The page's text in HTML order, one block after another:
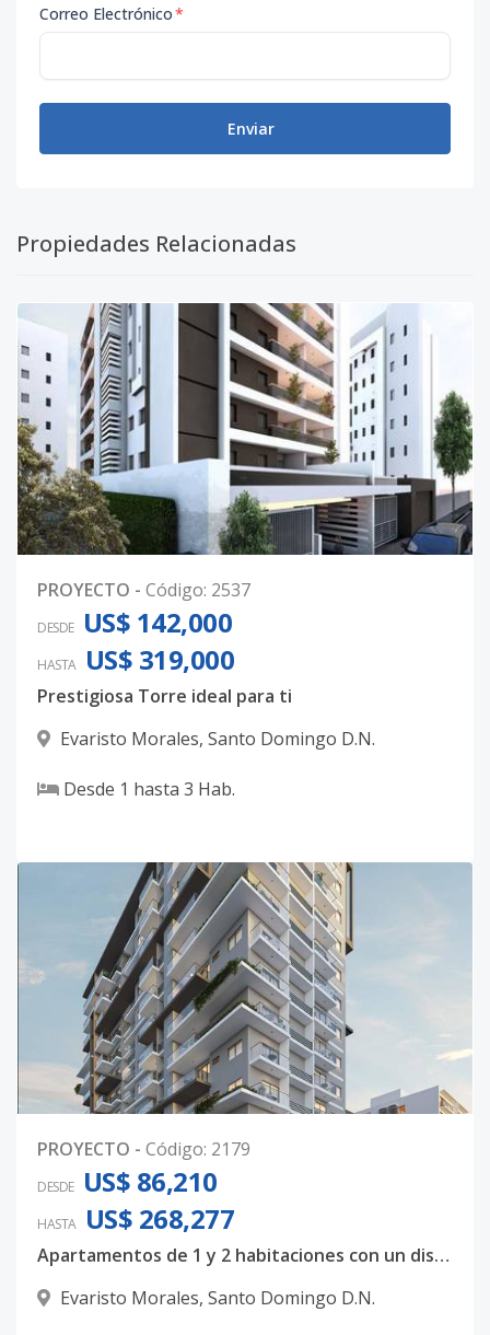
Correo Electrónico*
Enviar
Propiedades Relacionadas
PROYECTO - Código: 2537
DESDE US$ 142,000
HASTA US$ 319,000
Prestigiosa Torre ideal para ti
Evaristo Morales, Santo Domingo D.N.
Desde 1 hasta 3 Hab.
PROYECTO - Código: 2179
DESDE US$ 86,210
HASTA US$ 268,277
Apartamentos de 1 y 2 habitaciones con un diseño totalmente majestuoso
Evaristo Morales, Santo Domingo D.N.